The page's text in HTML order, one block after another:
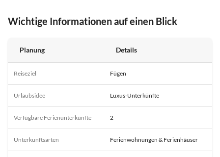
Wichtige Informationen auf einen Blick
Planung Details
Reiseziel Fügen
Urlaubsidee Luxus-Unterkünfte
Verfügbare Ferienunterkünfte 2
Unterkunftsarten Ferienwohnungen & Ferienhäuser